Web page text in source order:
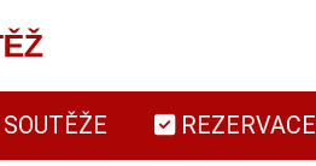
SOUTĚŽE REZERVACE